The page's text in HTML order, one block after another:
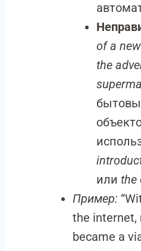
of a
the
или the
Пример:
the internet,
became a